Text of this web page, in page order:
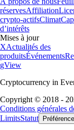
réservesAffiliation
crypto-actifsClimat
d’intérêts
Mises à jour
XActualités des
produitsÉvénements
gView
Cryptocurrency in
Copyright © 2018 -
Conditions générales
LimitsStatut